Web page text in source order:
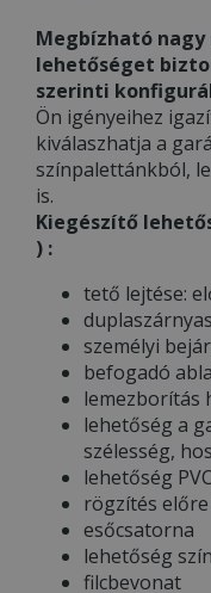
Megbízható
lehetőséget
szerinti
Ön igényeihez
kiválaszhatja a
színpalettánkból,
is.
Kiegészítő
) :
tető lejtése:
személyi
befogadó
lemezborítás
lehetőség a
szélesség,
lehetőség
rögzítés
esőcsatorna
lehetőség
filcbevonat